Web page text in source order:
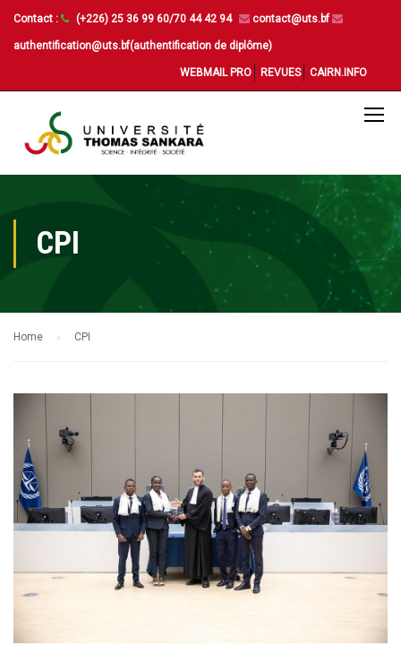
Contact : (+226) 25 36 99 60/70 44 42 94 contact@uts.bf
authentification@uts.bf(authentification de diplôme)
WEBMAIL PRO REVUES CAIRN.INFO
CPI
Home CPI